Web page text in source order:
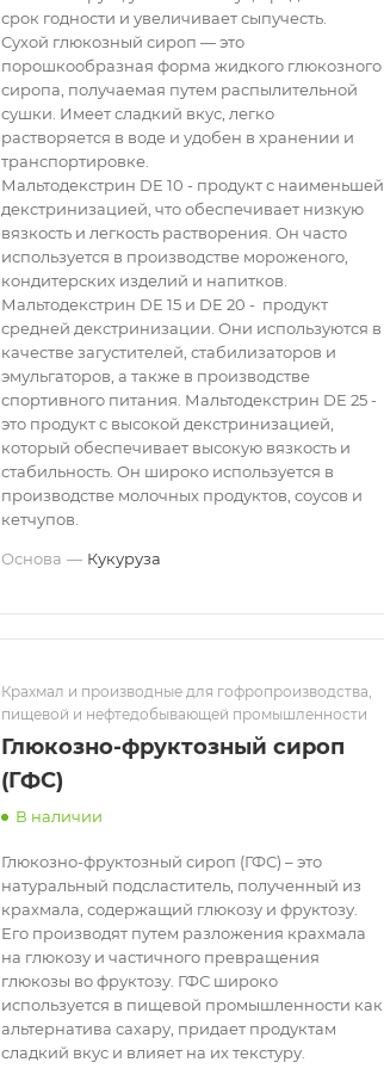
срок годности и увеличивает сыпучесть.
Сухой глюкозный сироп — это
порошкообразная форма жидкого глюкозного
сиропа, получаемая путем распылительной
сушки. Имеет сладкий вкус, легко
растворяется в воде и удобен в хранении и
транспортировке.
Мальтодекстрин DE 10 - продукт с наименьшей
декстринизацией, что обеспечивает низкую
вязкость и легкость растворения. Он часто
используется в производстве мороженого,
кондитерских изделий и напитков.
Мальтодекстрин DE 15 и DE 20 - продукт
средней декстринизации. Они используются в
качестве загустителей, стабилизаторов и
эмульгаторов, а также в производстве
спортивного питания. Мальтодекстрин DE 25 -
это продукт с высокой декстринизацией,
который обеспечивает высокую вязкость и
стабильность. Он широко используется в
производстве молочных продуктов, соусов и
кетчупов.
Основа — Кукуруза
Крахмал и производные для гофропроизводства,
пищевой и нефтедобывающей промышленности
Глюкозно-фруктозный сироп
(ГФС)
В наличии
Глюкозно-фруктозный сироп (ГФС) – это
натуральный подсластитель, полученный из
крахмала, содержащий глюкозу и фруктозу.
Его производят путем разложения крахмала
на глюкозу и частичного превращения
глюкозы во фруктозу. ГФС широко
используется в пищевой промышленности как
альтернатива сахару, придает продуктам
сладкий вкус и влияет на их текстуру.